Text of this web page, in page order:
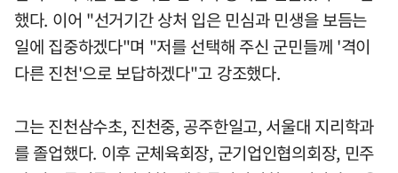
했다. 이어 "선거기간 상처 입은 민심과 민생을 보듬는
일에 집중하겠다"며 "저를 선택해 주신 군민들께 '격이
다른 진천'으로 보답하겠다"고 강조했다.
그는 진천삼수초, 진천중, 공주한일고, 서울대 지리학과
를 졸업했다. 이후 군체육회장, 군기업인협의회장, 민주